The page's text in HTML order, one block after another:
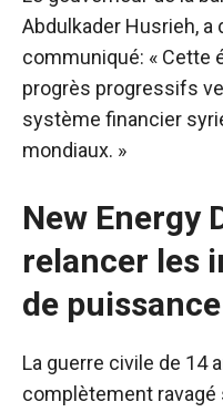
Abdulkader Husrieh, a
communiqué: « Cette
progrès progressifs
système financier
mondiaux. »
New Energy
relancer les
de puissance
La guerre civile de 14
complètement